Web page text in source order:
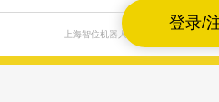
登录/
上海智位机器人股份有限公司